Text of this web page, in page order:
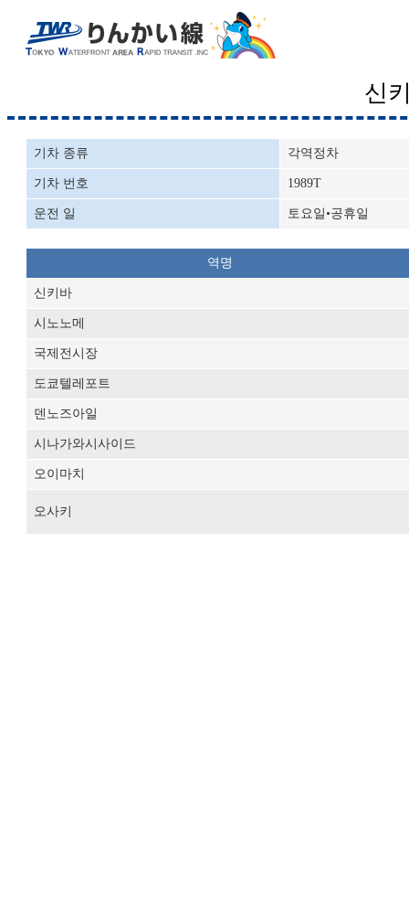
신
기차 종류 각역정차
기차 번호 1989T
운전 일 토요일•공휴일
역명
신키바
시노노메
국제전시장
도쿄텔레포트
덴노즈아일
시나가와시사이드
오이마치
오사키